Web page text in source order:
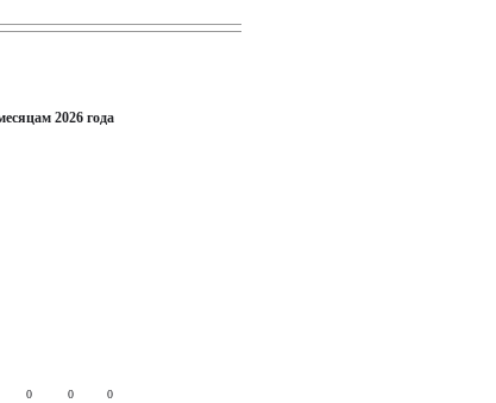
2026 года
0 0 0